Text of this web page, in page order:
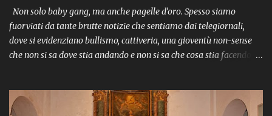
Non solo baby gang, ma anche pagelle d’oro. Spesso siamo
fuorviati da tante brutte notizie che sentiamo dai telegiornali,
dove si evidenziano bullismo, cattiveria, una gioventù non-sense
che non si sa dove stia andando e non si sa che cosa stia facendo.
sono tanti ragazzi e giovani meritevoli di encomio, da cui prendere
esempio e che riempiono di soddisfazioni il cuore di genitori ed